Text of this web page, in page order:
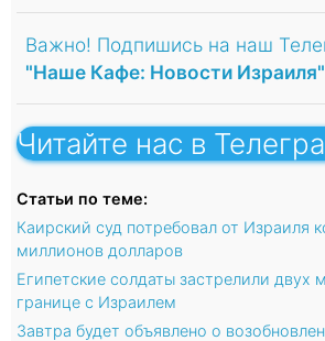
Важно! Подпишись на наш
"Наше Кафе: Новости Израиля"
Читайте нас в
Статьи по теме:
Каирский суд потребовал от Израиля
миллионов долларов
Египетские солдаты застрелили двух
границе с Израилем
Завтра будет объявлено о